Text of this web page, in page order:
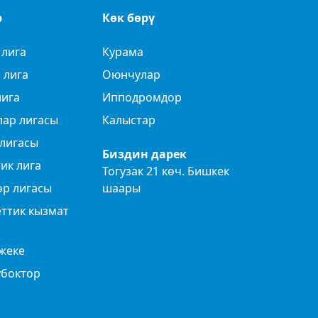
лигасы
лига
лигасы
кызмат
Көк бөрү
Курама
Оюнчулар
Ипподромдор
Калыстар
Биздин дарек
Тогузак 21 көч. Бишкек
шаары